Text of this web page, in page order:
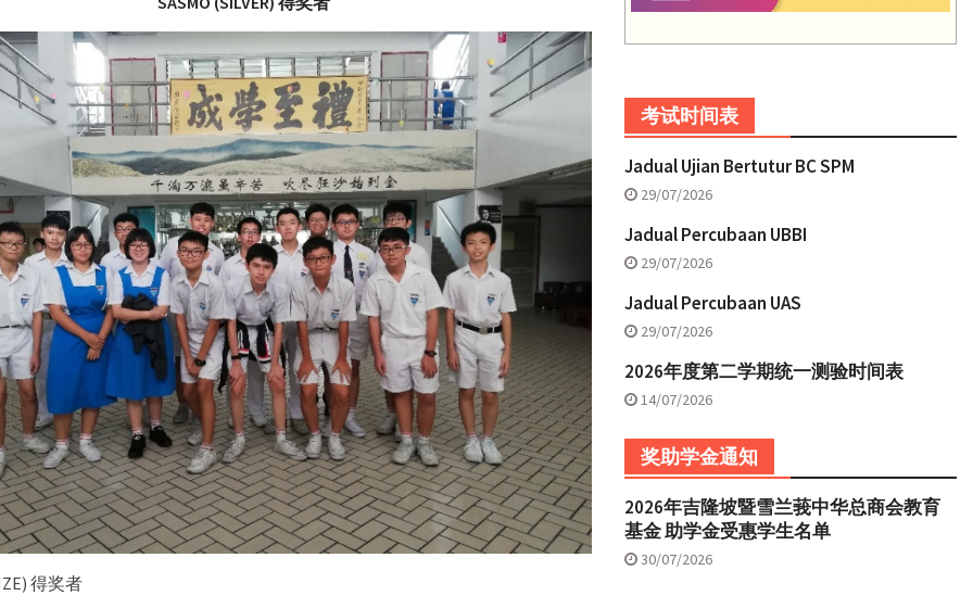
得奖者
考试时间表
Jadual Ujian Bertutur BC SPM
29/07/2026
Jadual Percubaan UBBI
29/07/2026
Jadual Percubaan UAS
29/07/2026
2026年度第二学期统一测验时间表
14/07/2026
奖助学金通知
2026年吉隆坡暨雪兰莪中华总商会教育
基金 助学金受惠学生名单
30/07/2026